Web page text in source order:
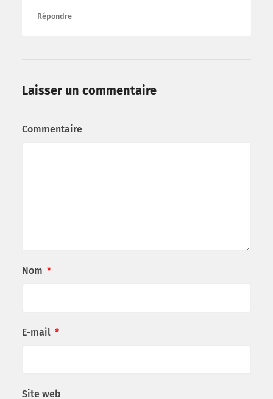
Répondre
Laisser un commentaire
Commentaire
Nom *
E-mail *
Site web